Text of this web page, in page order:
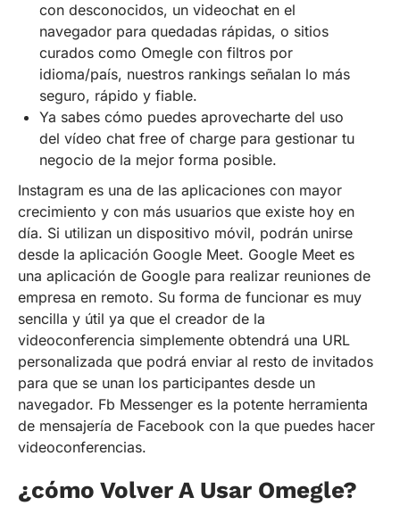
con desconocidos, un videochat en el
navegador para quedadas rápidas, o sitios
curados como Omegle con filtros por
idioma/país, nuestros rankings señalan lo más
seguro, rápido y fiable.
Ya sabes cómo puedes aprovecharte del uso
del vídeo chat free of charge para gestionar tu
negocio de la mejor forma posible.
Instagram es una de las aplicaciones con mayor
crecimiento y con más usuarios que existe hoy en
día. Si utilizan un dispositivo móvil, podrán unirse
desde la aplicación Google Meet. Google Meet es
una aplicación de Google para realizar reuniones de
empresa en remoto. Su forma de funcionar es muy
sencilla y útil ya que el creador de la
videoconferencia simplemente obtendrá una URL
personalizada que podrá enviar al resto de invitados
para que se unan los participantes desde un
navegador. Fb Messenger es la potente herramienta
de mensajería de Facebook con la que puedes hacer
videoconferencias.
¿cómo Volver A Usar Omegle?